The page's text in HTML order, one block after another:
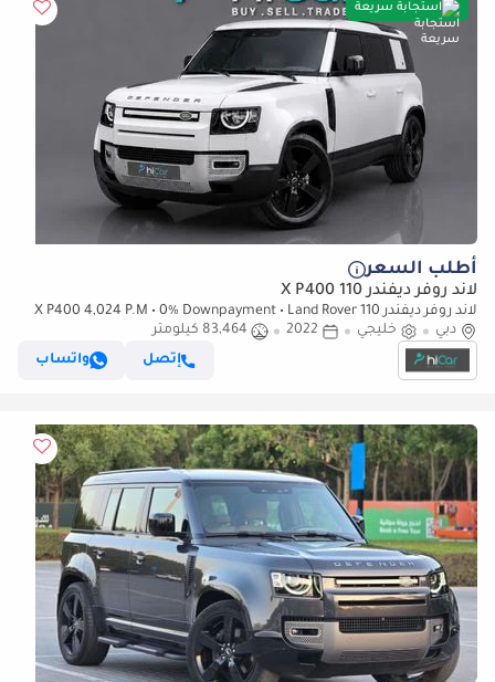
استجابة سريعة
أطلب السعر
لاند روفر ديفندر 110 X P400
لاند روفر ديفندر 110 X P400 4,024 P.M • 0% Downpayment • Land Rover
Defender 110 S P300 • Agency Warranty
دبي خليجي 2022
83,464 كيلومتر
إتصل
واتساب